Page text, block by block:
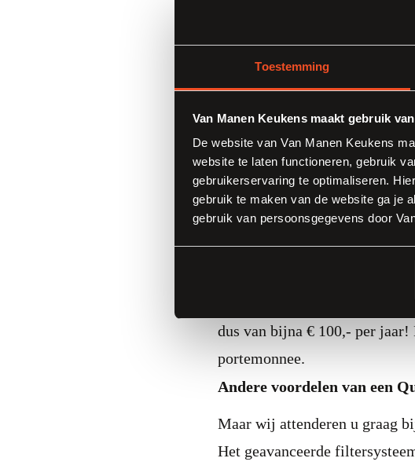
Toestemming
Van Manen Keukens maakt gebruik
De website van Van Manen Keukens
website te laten functioneren, gebruik
gebruikerservaring te optimaliseren.
gebruik te maken van de website ga je
gebruik van persoonsgegevens door
hoeveelheden water kookt en
een Quooker bij frequent
kokend water, dan kan een
stand‑by‑verbruik is.
Verbruik Quooker per dag
Naast energiebesparing biedt
modellen verbruiken zo’n
energiekostenpost van
jaarlijks zo’n 730 kWh en
dus van bijna € 100,- per
portemonnee.
Andere voordelen van een
Maar wij attenderen u graag
Het geavanceerde